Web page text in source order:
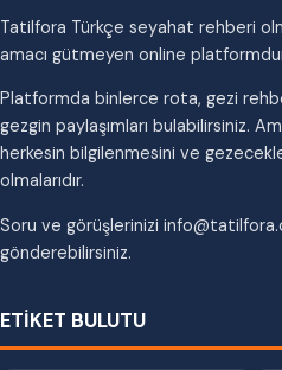
Tatilfora Türkçe seyahat rehberi
amacı gütmeyen online
Platformda binlerce rota, gezi
gezgin paylaşımları bulabilirsiniz.
herkesin bilgilenmesini ve
olmalarıdır.
Soru ve görüşlerinizi
gönderebilirsiniz.
ETİKET BULUTU